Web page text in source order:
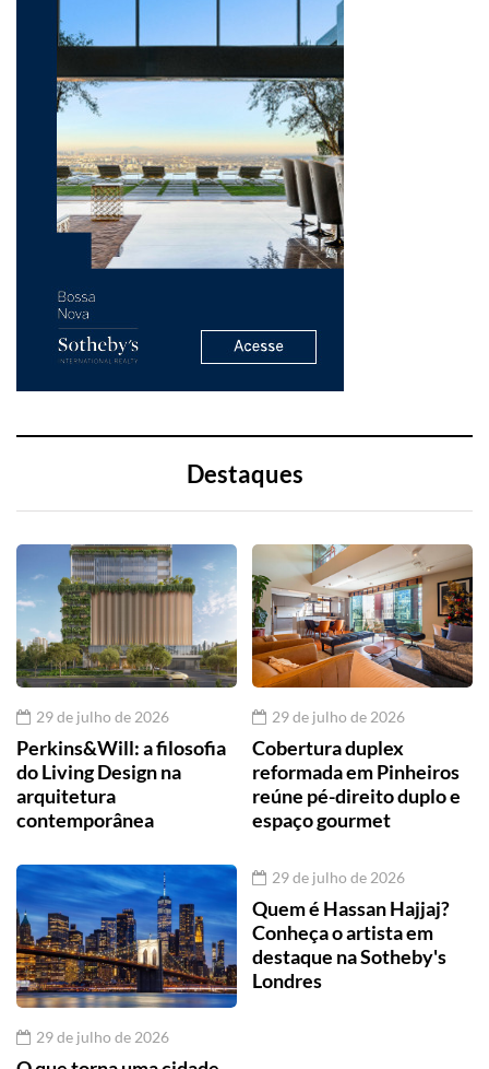
Destaques
29 de julho de 2026
Perkins&Will: a filosofia
do Living Design na
arquitetura
contemporânea
29 de julho de 2026
Cobertura duplex
reformada em Pinheiros
reúne pé-direito duplo e
espaço gourmet
29 de julho de 2026
29 de julho de 2026
Quem é Hassan Hajjaj?
Conheça o artista em
destaque na Sotheby's
Londres